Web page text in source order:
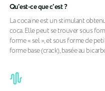
Qu'est-ce que c'est ?
La cocaïne est un stimulant
coca. Elle peut se trouver sous
forme « sel », et sous forme de
forme base (crack), basée au